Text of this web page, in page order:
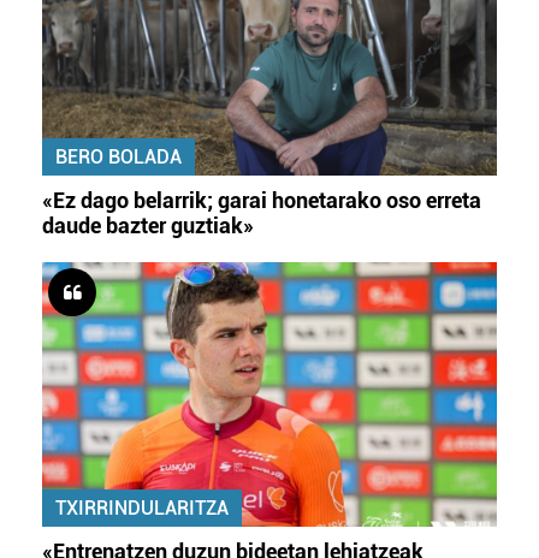
BERO BOLADA
«Ez dago belarrik; garai honetarako oso erreta
daude bazter guztiak»
TXIRRINDULARITZA
«Entrenatzen duzun bideetan lehiatzeak